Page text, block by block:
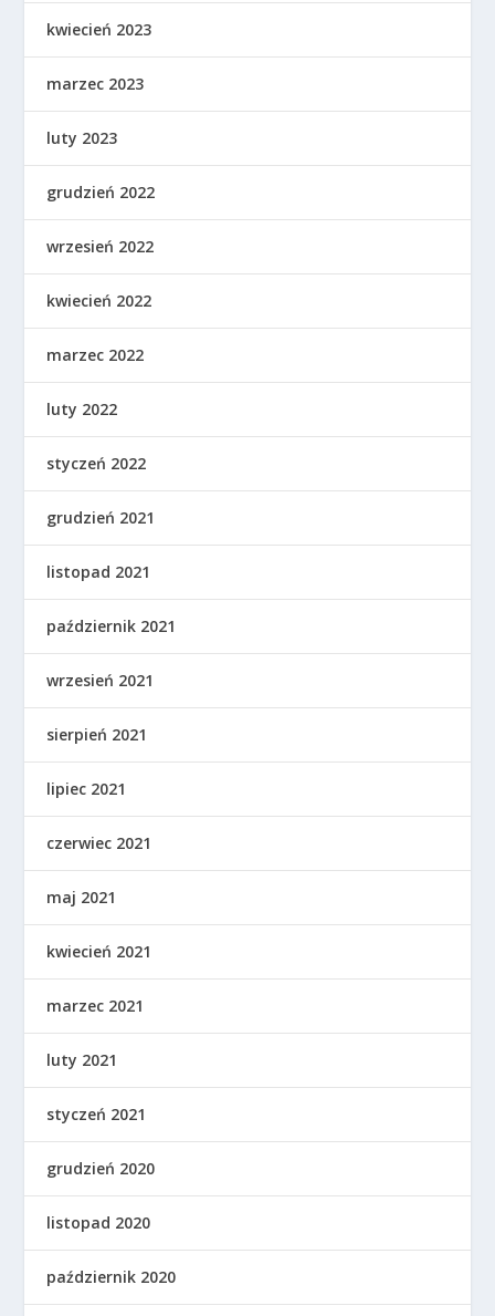
kwiecień 2023
marzec 2023
luty 2023
grudzień 2022
wrzesień 2022
kwiecień 2022
marzec 2022
luty 2022
styczeń 2022
grudzień 2021
listopad 2021
październik 2021
wrzesień 2021
sierpień 2021
lipiec 2021
czerwiec 2021
maj 2021
kwiecień 2021
marzec 2021
luty 2021
styczeń 2021
grudzień 2020
listopad 2020
październik 2020